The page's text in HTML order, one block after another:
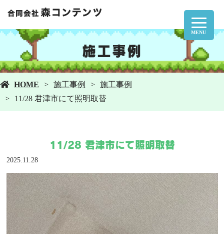
MENU
施工事例
HOME 施工事例
施工事例
11/28 君津市にて照明取替
11/28 君津市にて照明取替
2025.11.28